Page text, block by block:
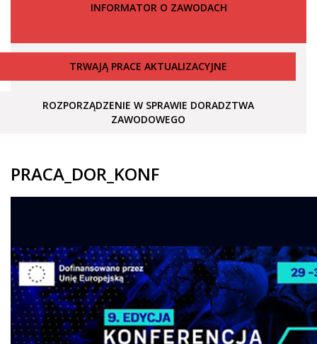
INFORMATOR O ZAWODACH
TRWAJĄ PRACE AKTUALIZACYJNE
ROZPORZĄDZENIE W SPRAWIE DORADZTWA
ZAWODOWEGO
PRACA_DOR_KONF